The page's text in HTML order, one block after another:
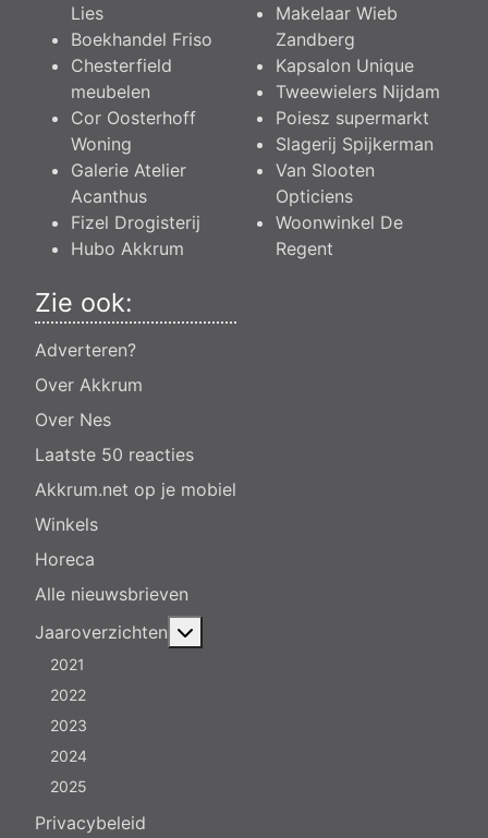
Lies
Boekhandel Friso
Chesterfield
meubelen
Cor Oosterhoff
Woning
Galerie Atelier
Acanthus
Fizel Drogisterij
Hubo Akkrum
Makelaar Wieb
Zandberg
Kapsalon Unique
Tweewielers Nijdam
Poiesz supermarkt
Slagerij Spijkerman
Van Slooten
Opticiens
Woonwinkel De
Regent
Zie ook:
Adverteren?
Over Akkrum
Over Nes
Laatste 50 reacties
Akkrum.net op je mobiel
Winkels
Horeca
Alle nieuwsbrieven
Jaaroverzichten
2021
2022
2023
2024
2025
Privacybeleid